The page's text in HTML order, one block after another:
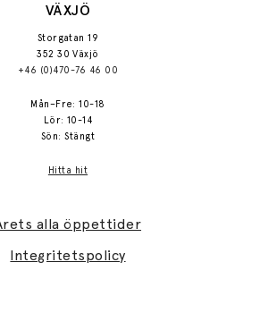
VÄXJÖ
Storgatan 19
352 30 Växjö
+46 (0)470-76 46 00
Mån–Fre: 10-18
Lör: 10-14
Sön: Stängt
Hitta hit
alla öppettider
Integritetspolicy